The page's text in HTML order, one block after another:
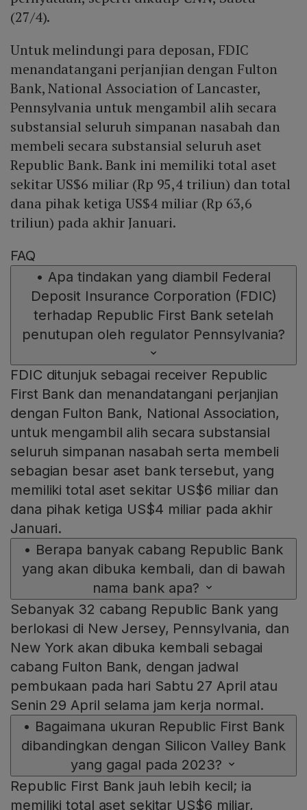
(27/4).
Untuk melindungi para deposan, FDIC
menandatangani perjanjian dengan Fulton
Bank, National Association of Lancaster,
Pennsylvania untuk mengambil alih secara
substansial seluruh simpanan nasabah dan
membeli secara substansial seluruh aset
Republic Bank. Bank ini memiliki total aset
sekitar US$6 miliar (Rp 95,4 triliun) dan total
dana pihak ketiga US$4 miliar (Rp 63,6
triliun) pada akhir Januari.
FAQ
• Apa tindakan yang diambil Federal
Deposit Insurance Corporation (FDIC)
terhadap Republic First Bank setelah
penutupan oleh regulator Pennsylvania?
FDIC ditunjuk sebagai receiver Republic
First Bank dan menandatangani perjanjian
dengan Fulton Bank, National Association,
untuk mengambil alih secara substansial
seluruh simpanan nasabah serta membeli
sebagian besar aset bank tersebut, yang
memiliki total aset sekitar US$6 miliar dan
dana pihak ketiga US$4 miliar pada akhir
Januari.
• Berapa banyak cabang Republic Bank
yang akan dibuka kembali, dan di bawah
nama bank apa?
Sebanyak 32 cabang Republic Bank yang
berlokasi di New Jersey, Pennsylvania, dan
New York akan dibuka kembali sebagai
cabang Fulton Bank, dengan jadwal
pembukaan pada hari Sabtu 27 April atau
Senin 29 April selama jam kerja normal.
• Bagaimana ukuran Republic First Bank
dibandingkan dengan Silicon Valley Bank
yang gagal pada 2023?
Republic First Bank jauh lebih kecil; ia
memiliki total aset sekitar US$6 miliar,